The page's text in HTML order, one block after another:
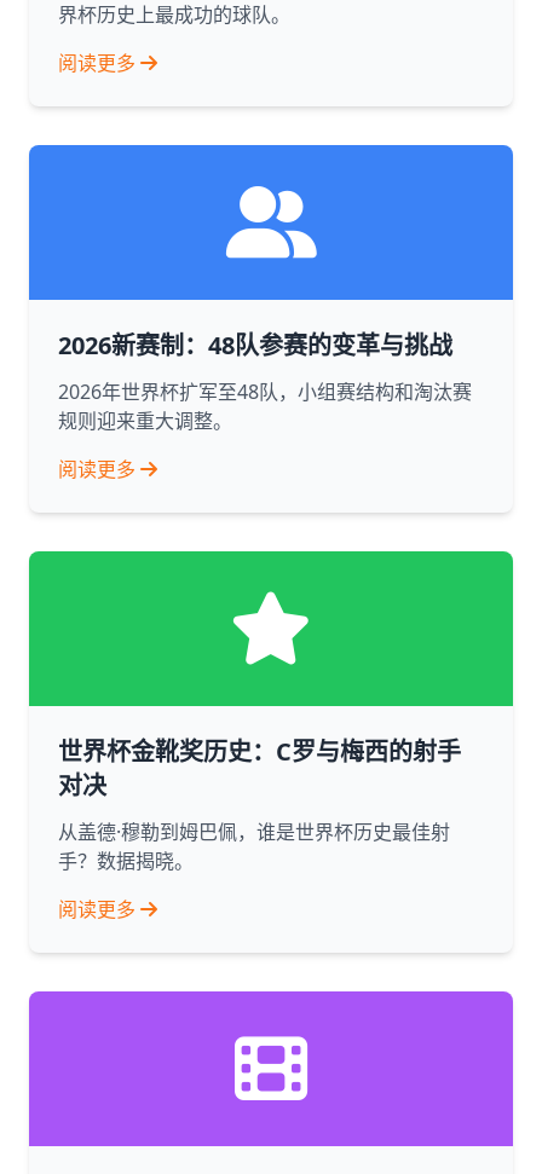
界杯历史上最成功的球队。
阅读更多
2026新赛制：48队参赛的变革与挑战
2026年世界杯扩军至48队，小组赛结构和淘汰赛
规则迎来重大调整。
阅读更多
世界杯金靴奖历史：C罗与梅西的射手
对决
从盖德·穆勒到姆巴佩，谁是世界杯历史最佳射
手？数据揭晓。
阅读更多